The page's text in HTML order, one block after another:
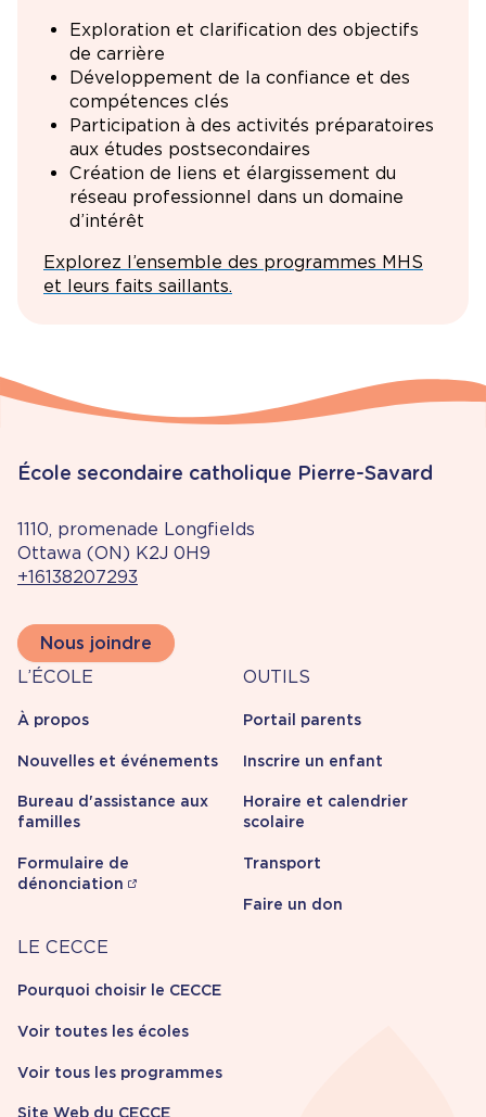
Exploration et clarification des objectifs
de carrière
Développement de la confiance et des
compétences clés
Participation à des activités préparatoires
aux études postsecondaires
Création de liens et élargissement du
réseau professionnel dans un domaine
d’intérêt
Explorez l’ensemble des programmes MHS
et leurs faits saillants.
École secondaire catholique Pierre-Savard
1110, promenade Longfields
Ottawa (ON) K2J 0H9
+16138207293
Nous joindre
À
propos
L’ÉCOLE
À propos
Nouvelles et événements
Bureau d'assistance aux
familles
Formulaire de
dénonciation
Outils
OUTILS
Portail parents
Inscrire un enfant
Horaire et calendrier
scolaire
Transport
Faire un don
Carrière
LE CECCE
Pourquoi choisir le CECCE
Voir toutes les écoles
Voir tous les programmes
Site Web du CECCE